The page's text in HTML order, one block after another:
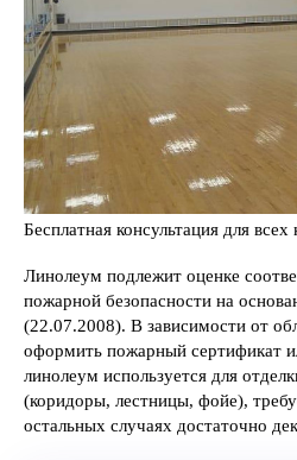
Бесплатная консультация для всех
Линолеум подлежит оценке
пожарной безопасности на
(22.07.2008). В зависимости от
оформить пожарный сертификат
линолеум используется для
(коридоры, лестницы, фойе),
остальных случаях достаточно